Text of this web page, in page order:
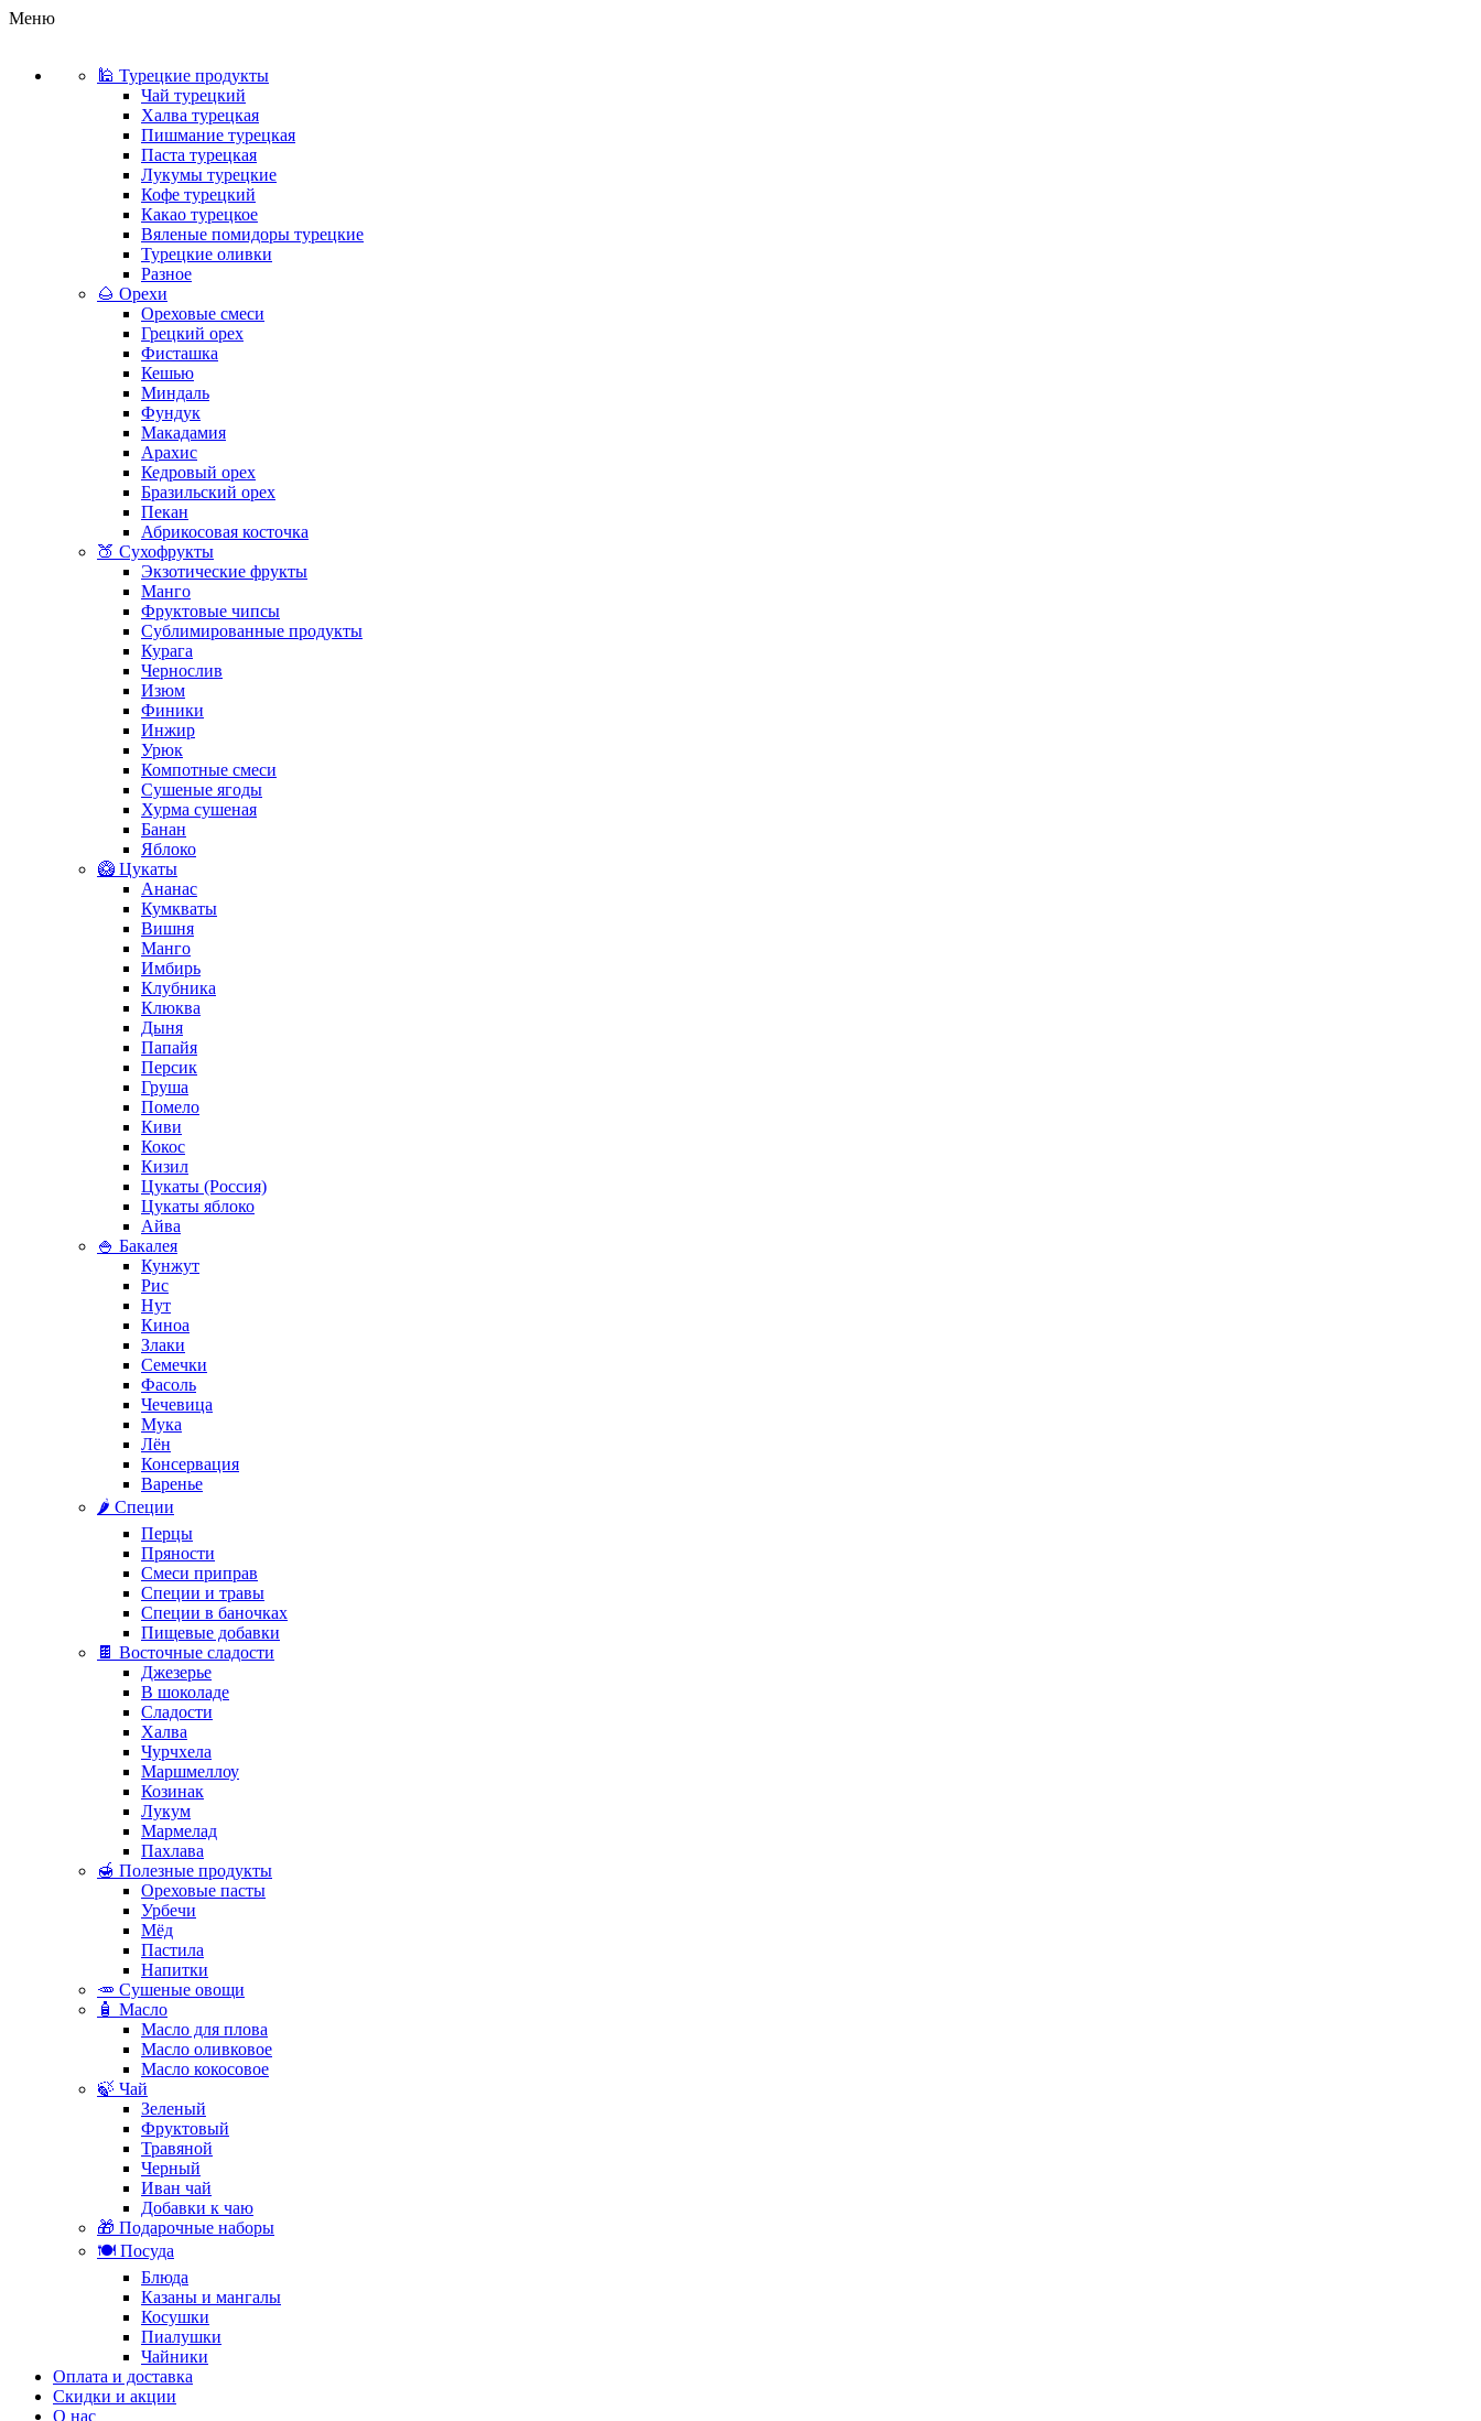
Меню
🕌 Турецкие продукты
Чай турецкий
Халва турецкая
Пишмание турецкая
Паста турецкая
Лукумы турецкие
Кофе турецкий
Какао турецкое
Вяленые помидоры турецкие
Турецкие оливки
Разное
🌰 Орехи
Ореховые смеси
Грецкий орех
Фисташка
Кешью
Миндаль
Фундук
Макадамия
Арахис
Кедровый орех
Бразильский орех
Пекан
Абрикосовая косточка
🍑 Сухофрукты
Экзотические фрукты
Манго
Фруктовые чипсы
Сублимированные продукты
Курага
Чернослив
Изюм
Финики
Инжир
Урюк
Компотные смеси
Сушеные ягоды
Хурма сушеная
Банан
Яблоко
🥝 Цукаты
Ананас
Кумкваты
Вишня
Манго
Имбирь
Клубника
Клюква
Дыня
Папайя
Персик
Груша
Помело
Киви
Кокос
Кизил
Цукаты (Россия)
Цукаты яблоко
Айва
🍚 Бакалея
Кунжут
Рис
Нут
Киноа
Злаки
Семечки
Фасоль
Чечевица
Мука
Лён
Консервация
Варенье
🌶️ Специи
Перцы
Пряности
Смеси приправ
Специи и травы
Специи в баночках
Пищевые добавки
🍫 Восточные сладости
Джезерье
В шоколаде
Сладости
Халва
Чурчхела
Маршмеллоу
Козинак
Лукум
Мармелад
Пахлава
🍯 Полезные продукты
Ореховые пасты
Урбечи
Мёд
Пастила
Напитки
🥕 Сушеные овощи
🧴 Масло
Масло для плова
Масло оливковое
Масло кокосовое
🍃 Чай
Зеленый
Фруктовый
Травяной
Черный
Иван чай
Добавки к чаю
🎁 Подарочные наборы
🍽️ Посуда
Блюда
Казаны и мангалы
Косушки
Пиалушки
Чайники
Оплата и доставка
Скидки и акции
О нас